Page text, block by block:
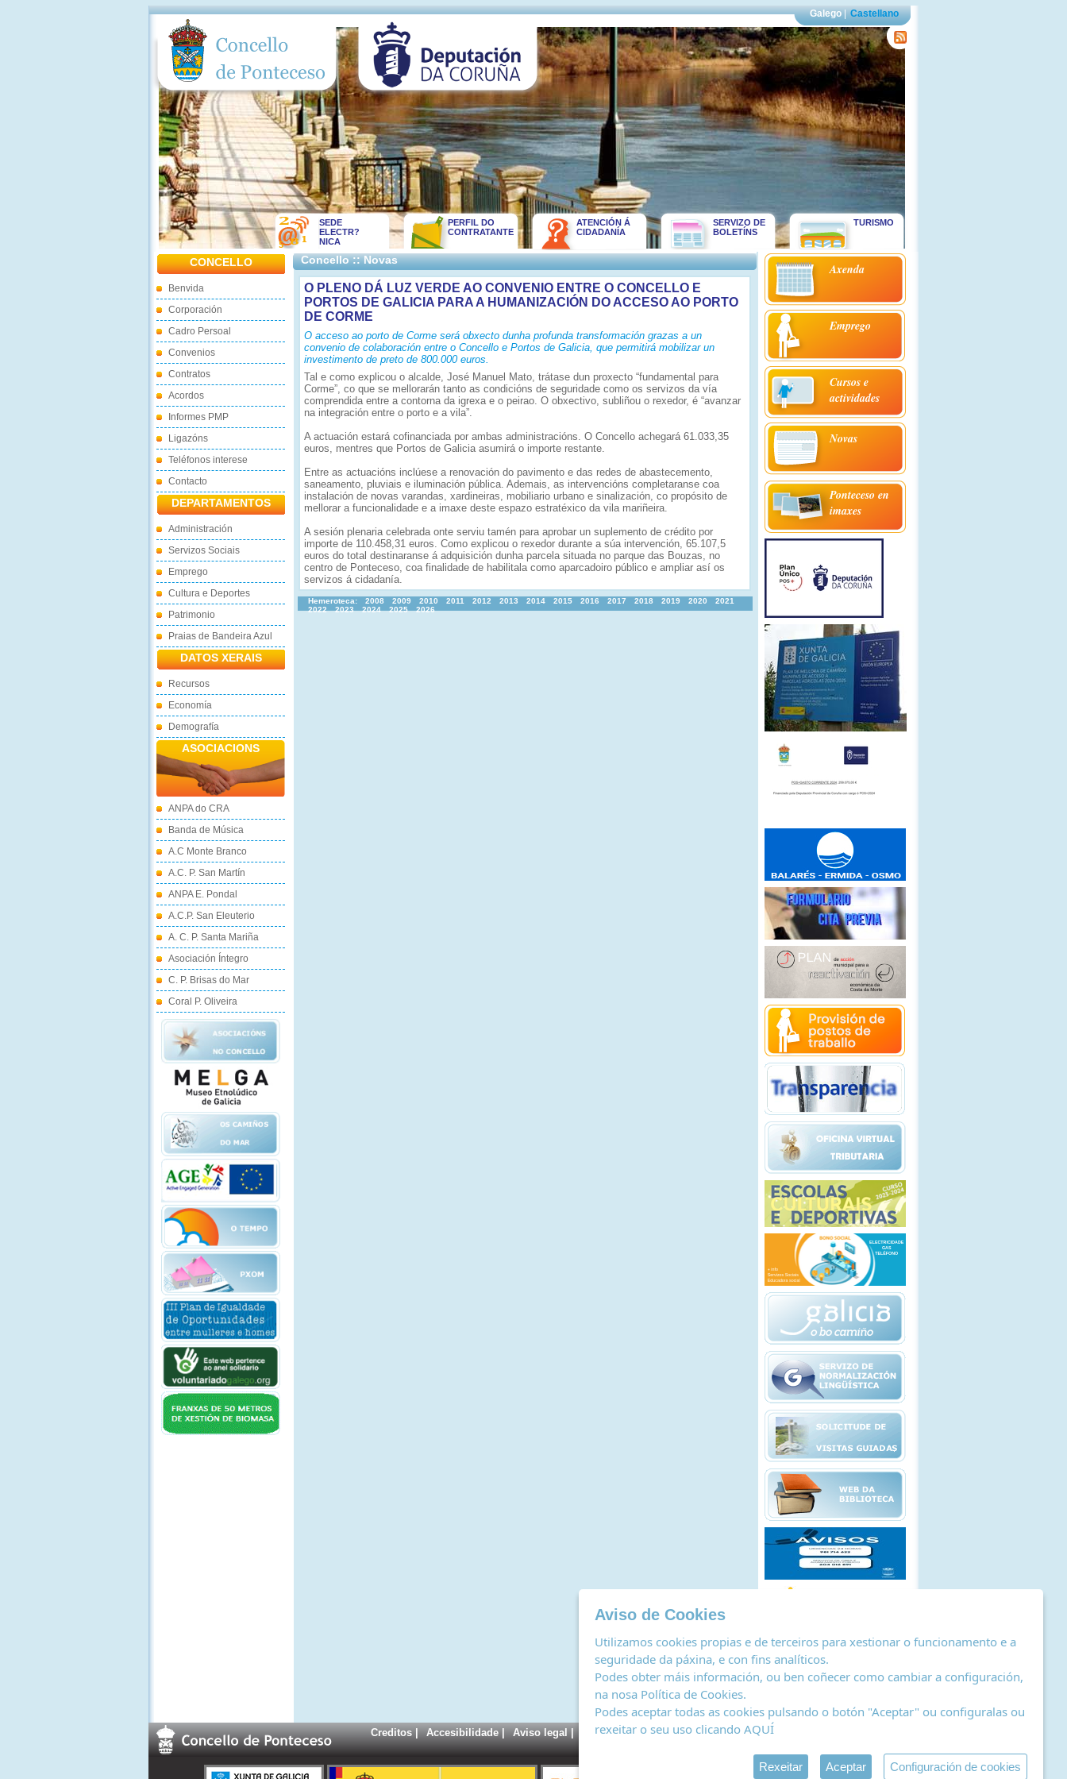
Galego| Castellano
SEDE
ELECTR?
NICA
PERFIL DO
CONTRATANTE
ATENCIÓN Á
CIDADANÍA
SERVIZO DE
BOLETÍNS
TURISMO
CONCELLO
Benvida
Corporación
Cadro Persoal
Convenios
Contratos
Acordos
Informes PMP
Ligazóns
Teléfonos interese
Contacto
DEPARTAMENTOS
Administración
Servizos Sociais
Emprego
Cultura e Deportes
Patrimonio
Praias de Bandeira Azul
DATOS XERAIS
Recursos
Economía
Demografía
ASOCIACIONS
ANPA do CRA
Banda de Música
A.C Monte Branco
A.C. P. San Martín
ANPA E. Pondal
A.C.P. San Eleuterio
A. C. P. Santa Mariña
Asociación Íntegro
C. P. Brisas do Mar
Coral P. Oliveira
Concello :: Novas
O PLENO DÁ LUZ VERDE AO CONVENIO ENTRE O CONCELLO E
PORTOS DE GALICIA PARA A HUMANIZACIÓN DO ACCESO AO PORTO
DE CORME
O acceso ao porto de Corme será obxecto dunha profunda transformación grazas a un
convenio de colaboración entre o Concello e Portos de Galicia, que permitirá mobilizar un
investimento de preto de 800.000 euros.
Tal e como explicou o alcalde, José Manuel Mato, trátase dun proxecto “fundamental para
Corme”, co que se mellorarán tanto as condicións de seguridade como os servizos da vía
comprendida entre a contorna da igrexa e o peirao. O obxectivo, subliñou o rexedor, é “avanzar
na integración entre o porto e a vila”.
A actuación estará cofinanciada por ambas administracións. O Concello achegará 61.033,35
euros, mentres que Portos de Galicia asumirá o importe restante.
Entre as actuacións inclúese a renovación do pavimento e das redes de abastecemento,
saneamento, pluviais e iluminación pública. Ademais, as intervencións completaranse coa
instalación de novas varandas, xardineiras, mobiliario urbano e sinalización, co propósito de
mellorar a funcionalidade e a imaxe deste espazo estratéxico da vila mariñeira.
A sesión plenaria celebrada onte serviu tamén para aprobar un suplemento de crédito por
importe de 110.458,31 euros. Como explicou o rexedor durante a súa intervención, 65.107,5
euros do total destinaranse á adquisición dunha parcela situada no parque das Bouzas, no
centro de Ponteceso, coa finalidade de habilitala como aparcadoiro público e ampliar así os
servizos á cidadanía.
Hemeroteca: 2008 2009 2010 2011 2012 2013 2014 2015 2016 2017 2018 2019 2020
2021
2022
2023 2024 2025 2026
Axenda
Emprego
Cursos e
actividades
Novas
Ponteceso en
imaxes
Creditos| Accesibilidade| Aviso legal| Política de cookies| Rexistro de actividades de tratamento
Aviso de Cookies
Utilizamos cookies propias e de terceiros para xestionar o funcionamento e a
seguridade da páxina, e con fins analíticos.
Podes obter máis información, ou ben coñecer como cambiar a configuración,
na nosa Política de Cookies.
Podes aceptar todas as cookies pulsando o botón "Aceptar" ou configuralas ou
rexeitar o seu uso clicando AQUÍ
Rexeitar Aceptar Configuración de cookies